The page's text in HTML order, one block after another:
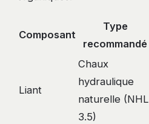
Composant
Type
recommandé
Liant
Chaux
hydraulique
naturelle (NHL
3.5)